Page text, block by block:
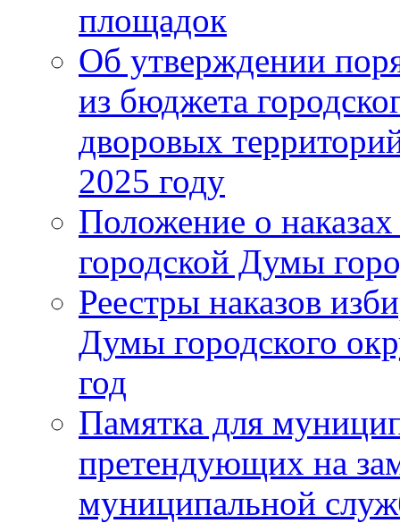
площадок
Об утверждении
из бюджета
дворовых
2025 году
Положение о
городской Думы
Реестры наказов
Думы городского
год
Памятка для
претендующих на
муниципальной